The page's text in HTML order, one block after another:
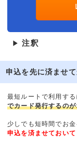
▶ 注釈
申込を先に済ませ
最短ルートで利用する
でカード発行するの
少しでも短時間でお金
申込を済ませておいて